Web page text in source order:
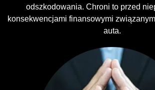
odszkodowania. Chroni to przed
konsekwencjami finansowymi
auta.